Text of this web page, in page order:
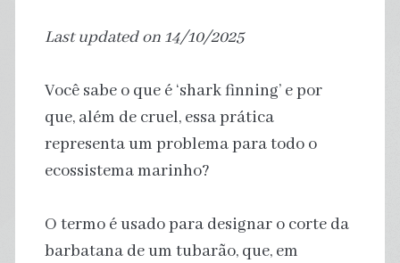
Last updated on 14/10/2025
Você sabe o que é ‘shark finning’ e por
que, além de cruel, essa prática
representa um problema para todo o
ecossistema marinho?
O termo é usado para designar o corte da
barbatana de um tubarão, que, em